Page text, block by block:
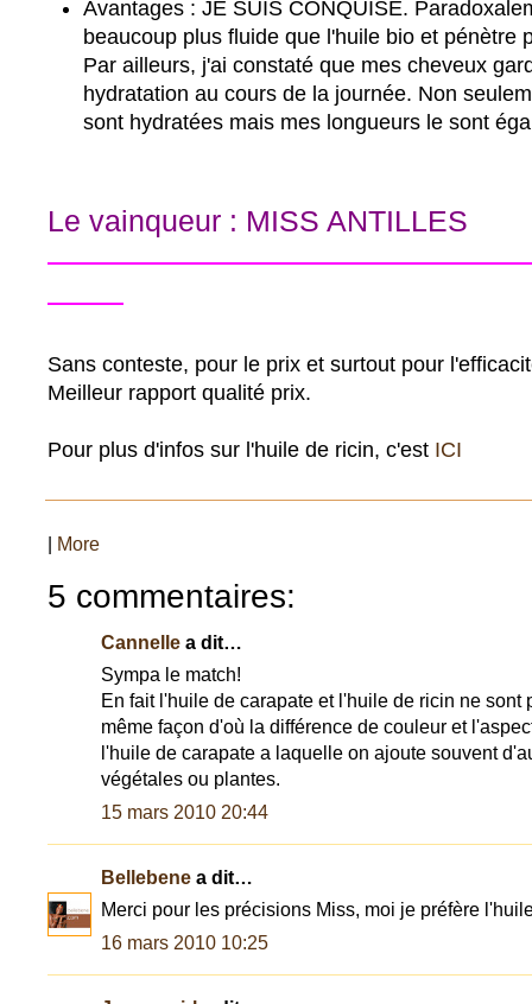
Avantages : JE SUIS CONQUISE.
beaucoup plus fluide que l'huile bio et pénètre
Par ailleurs, j'ai constaté que mes cheveux
hydratation au cours de la journée. Non
sont hydratées mais mes longueurs le sont
Le vainqueur : MISS ANTILLES
--------
Sans conteste, pour le prix et surtout pour
Meilleur rapport qualité prix.
Pour plus d'infos sur l'huile de ricin, c'est ICI
| More
5 commentaires:
Cannelle a dit…
Sympa le match!
En fait l'huile de carapate et l'huile de ricin ne sont
même façon d'où la différence de couleur et
l'huile de carapate a laquelle on ajoute souvent
végétales ou plantes.
15 mars 2010 20:44
Bellebene a dit…
Merci pour les précisions Miss, moi je préfère
16 mars 2010 10:25